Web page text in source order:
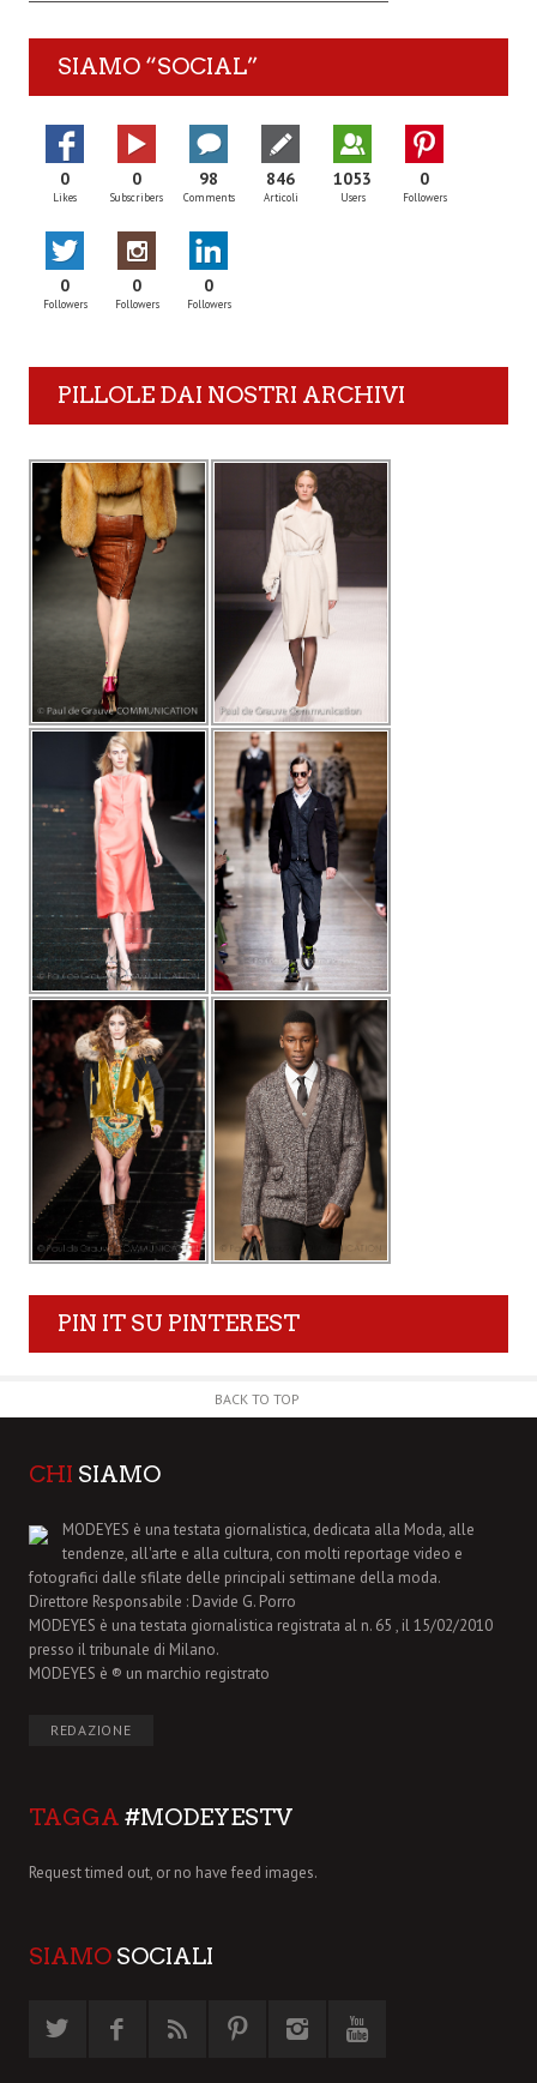
SIAMO “SOCIAL”
0
Likes
0
Subscribers
98
Comments
846
Articoli
1053
Users
0
Followers
0
Followers
0
Followers
0
Followers
PILLOLE DAI NOSTRI ARCHIVI
PIN IT SU PINTEREST
BACK TO TOP
CHI SIAMO
MODEYES è una testata giornalistica, dedicata alla Moda, alle
tendenze, all'arte e alla cultura, con molti reportage video e
fotografici dalle sfilate delle principali settimane della moda.
Direttore Responsabile : Davide G. Porro
MODEYES è una testata giornalistica registrata al n. 65 , il 15/02/2010
presso il tribunale di Milano.
MODEYES è ® un marchio registrato
REDAZIONE
TAGGA #MODEYESTV
Request timed out, or no have feed images.
SIAMO SOCIALI